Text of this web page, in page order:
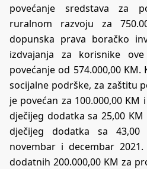
povećanje sredstava za
ruralnom razvoju za
dopunska prava boračko
izdvajanja za korisnike
povećanje od 574.000,00
socijalne podrške, za zaštitu
je povećan za 100.000,00
dječijeg dodatka sa 25,00
dječijeg dodatka sa
novembar i decembar
dodatnih 200.000,00 KM za